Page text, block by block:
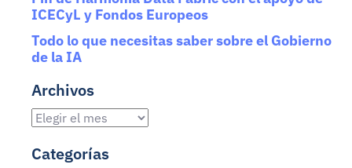
ICECyL y Fondos Europeos
Todo lo que necesitas saber sobre el Gobierno
de la IA
Archivos
Categorías